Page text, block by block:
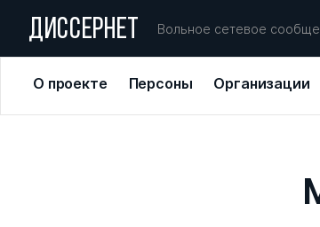
ДИССЕРНЕТ Вольное сетевое
О проекте Персоны Организации